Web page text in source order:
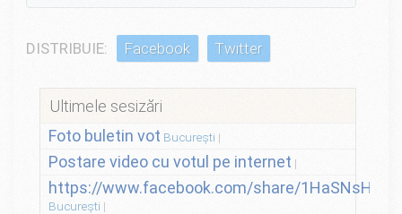
DISTRIBUIE: Facebook Twitter
Ultimele sesizări
Foto buletin vot București
Postare video cu votul pe internet
https://www.facebook.com/share/
București